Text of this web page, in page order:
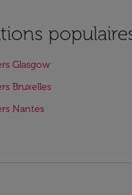
Glasgow
Bruxelles
Nantes